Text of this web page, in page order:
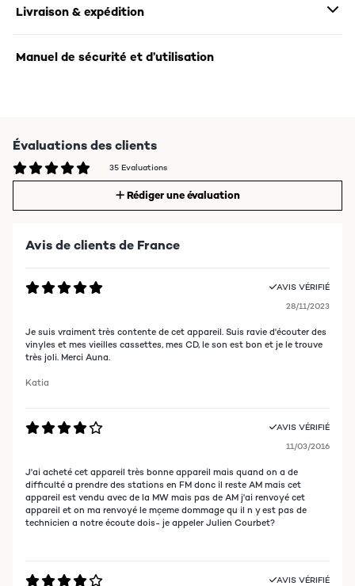
Livraison & expédition
Manuel de sécurité et d’utilisation
Évaluations des clients
35 Evaluations
Rédiger une évaluation
Avis de clients de France
AVIS VÉRIFIÉ
28/11/2023
Je suis vraiment très contente de cet appareil. Suis ravie d'écouter des
vinyles et mes vieilles cassettes, mes CD, le son est bon et je le trouve
très joli. Merci Auna.
Katia
AVIS VÉRIFIÉ
11/03/2016
J'ai acheté cet appareil très bonne appareil mais quand on a de
difficulté a prendre des stations en FM donc il reste AM mais cet
appareil est vendu avec de la MW mais pas de AM j'ai renvoyé cet
appareil et on ma renvoyé le mçeme dommage qu il n y est pas de
technicien a notre écoute dois- je appeler Julien Courbet?
AVIS VÉRIFIÉ